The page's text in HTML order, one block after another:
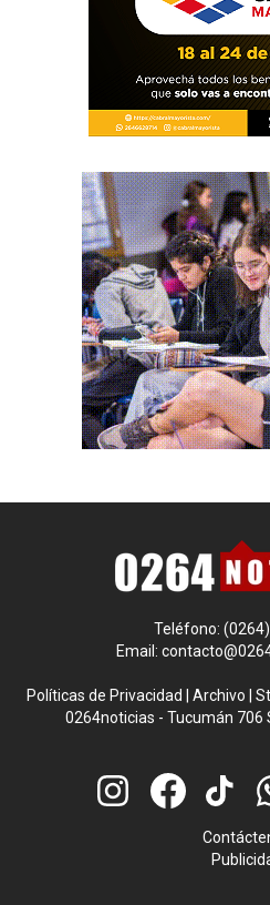
Teléfono:
Email:
Políticas de Privacidad |Archivo |
0264noticias - Tucumán 706